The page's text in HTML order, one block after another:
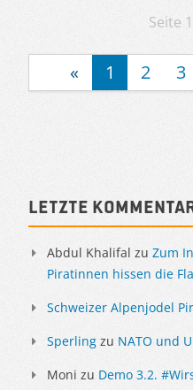
Seite
« 1 2 3
Sidebar
Letzte
Abdul Khalifal zu Zum
Piratinnen hissen die
Schweizer Alpenjodel
Sperling zu NATO und
Moni zu Demo 3.2.